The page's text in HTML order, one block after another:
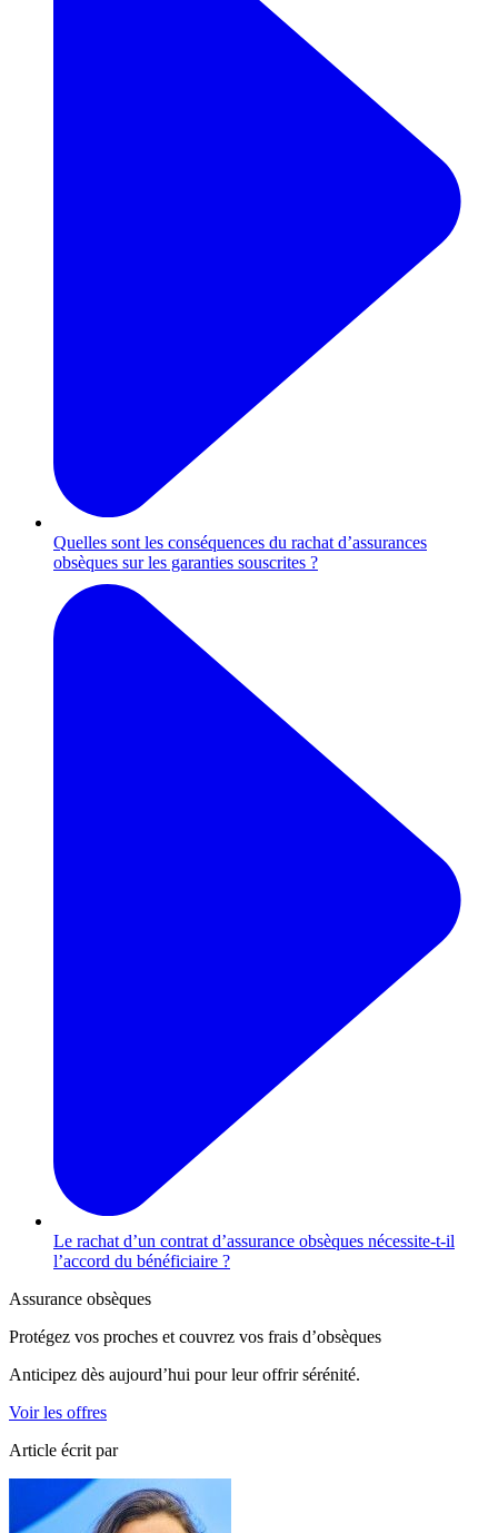
Quelles sont les conséquences du rachat d’assurances
obsèques sur les garanties souscrites ?
Le rachat d’un contrat d’assurance obsèques nécessite-t-il
l’accord du bénéficiaire ?
Assurance obsèques
Protégez vos proches et couvrez vos frais d’obsèques
Anticipez dès aujourd’hui pour leur offrir sérénité.
Voir les offres
Article écrit par